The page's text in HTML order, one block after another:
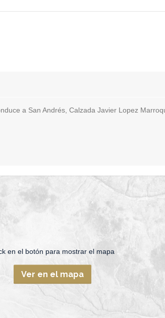
a San Andrés, Calzada Javier Lopez
en el botón para mostrar el mapa
Ver en el mapa